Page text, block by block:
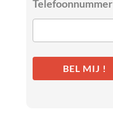
Telefoonnummer